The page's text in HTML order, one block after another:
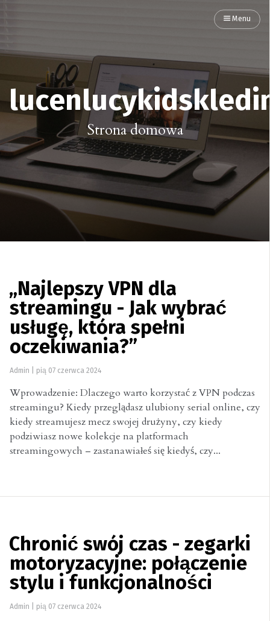
Menu
Strona domowa
„Najlepszy VPN dla
streamingu - Jak wybrać
usługę, która spełni
oczekiwania?”
Admin pią 07 czerwca 2024
Wprowadzenie: Dlaczego warto korzystać z VPN podczas
streamingu? Kiedy przeglądasz ulubiony serial online, czy
kiedy streamujesz mecz swojej drużyny, czy kiedy
podziwiasz nowe kolekcje na platformach
streamingowych – zastanawiałeś się kiedyś, czy...
Chronić swój czas - zegarki
motoryzacyjne: połączenie
stylu i funkcjonalności
Admin pią 07 czerwca 2024